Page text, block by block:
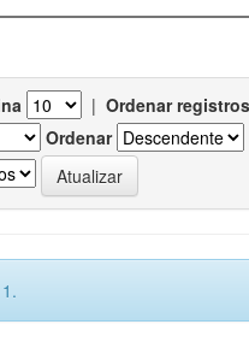
| Ordenar
Ordenar